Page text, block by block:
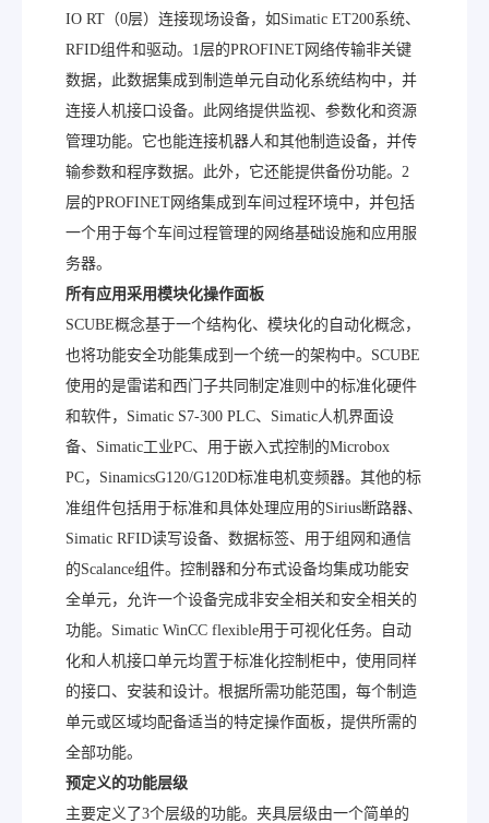
IO RT（0层）连接现场设备，如Simatic ET200系统、
RFID组件和驱动。1层的PROFINET网络传输非关键
数据，此数据集成到制造单元自动化系统结构中，并
连接人机接口设备。此网络提供监视、参数化和资源
管理功能。它也能连接机器人和其他制造设备，并传
输参数和程序数据。此外，它还能提供备份功能。2
层的PROFINET网络集成到车间过程环境中，并包括
一个用于每个车间过程管理的网络基础设施和应用服
务器。
所有应用采用模块化操作面板
SCUBE概念基于一个结构化、模块化的自动化概念，
也将功能安全功能集成到一个统一的架构中。SCUBE
使用的是雷诺和西门子共同制定准则中的标准化硬件
和软件，Simatic S7-300 PLC、Simatic人机界面设
备、Simatic工业PC、用于嵌入式控制的Microbox
PC，SinamicsG120/G120D标准电机变频器。其他的标
准组件包括用于标准和具体处理应用的Sirius断路器、
Simatic RFID读写设备、数据标签、用于组网和通信
的Scalance组件。控制器和分布式设备均集成功能安
全单元，允许一个设备完成非安全相关和安全相关的
功能。Simatic WinCC flexible用于可视化任务。自动
化和人机接口单元均置于标准化控制柜中，使用同样
的接口、安装和设计。根据所需功能范围，每个制造
单元或区域均配备适当的特定操作面板，提供所需的
全部功能。
预定义的功能层级
主要定义了3个层级的功能。夹具层级由一个简单的